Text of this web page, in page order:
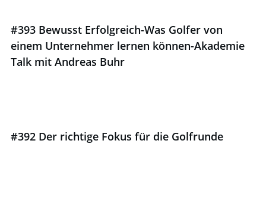
#393 Bewusst Erfolgreich-Was Golfer von
einem Unternehmer lernen können-Akademie
Talk mit Andreas Buhr
#392 Der richtige Fokus für die Golfrunde